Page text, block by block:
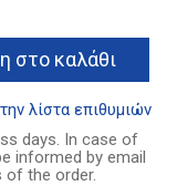
είναι:
12.72€.
στο καλάθι
λίστα επιθυμιών
days. In case of
informed by email
of the order.